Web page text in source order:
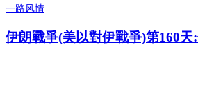
一路风情
伊朗戰爭(美以對伊戰爭)第160